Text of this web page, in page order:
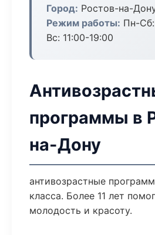
Город: Ростов-на-
Режим работы: Пн-Сб:
Вс: 11:00-19:00
программы в
на-Дону
антивозрастные
класса. Более 11 лет
молодость и красоту.